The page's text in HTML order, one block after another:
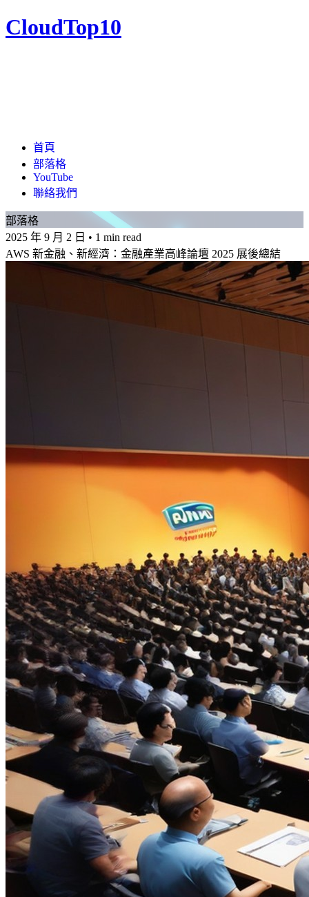
CloudTop10
首頁
部落格
YouTube
聯絡我們
部落格
2025 年 9 月 2 日 • 1 min read
AWS 新金融、新經濟：金融產業高峰論壇 2025 展後總結